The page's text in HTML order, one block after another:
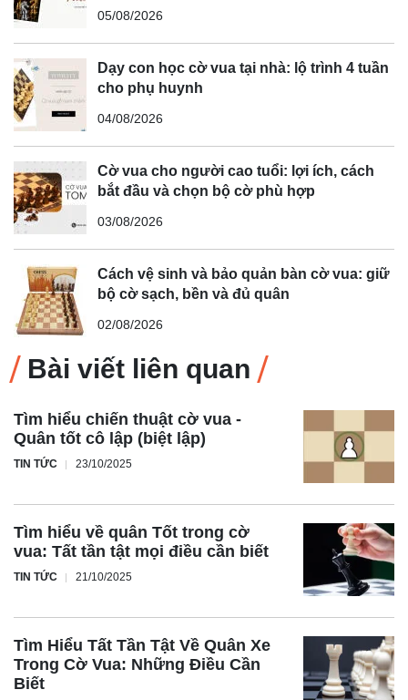
05/08/2026
Dạy con học cờ vua tại nhà: lộ trình 4 tuần
cho phụ huynh
04/08/2026
Cờ vua cho người cao tuổi: lợi ích, cách
bắt đầu và chọn bộ cờ phù hợp
03/08/2026
Cách vệ sinh và bảo quản bàn cờ vua: giữ
bộ cờ sạch, bền và đủ quân
02/08/2026
Bài viết liên quan
Tìm hiểu chiến thuật cờ vua -
Quân tốt cô lập (biệt lập)
TIN TỨC 23/10/2025
Tìm hiểu về quân Tốt trong cờ
vua: Tất tần tật mọi điều cần biết
TIN TỨC 21/10/2025
Tìm Hiểu Tất Tần Tật Về Quân Xe
Trong Cờ Vua: Những Điều Cần
Biết